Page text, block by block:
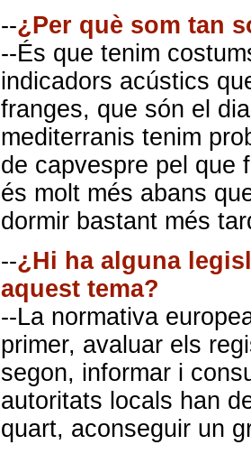
--¿Per què som tan
--És que tenim
indicadors acústics
franges, que són el
mediterranis tenim
de capvespre pel que
és molt més abans
dormir bastant més
--¿Hi ha alguna
aquest tema?
--La normativa
primer, avaluar els
segon, informar i
autoritats locals han
quart, aconseguir un